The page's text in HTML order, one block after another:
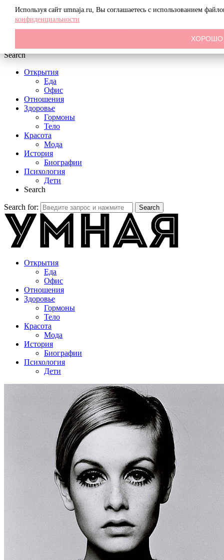
Menu
Search
Открытия
Еда
Офис
Отношения
Здоровье
Гормоны
Тело
Красота
Мода
История
Биографии
Психология
Дети
Search
Search for: Search
Открытия
Еда
Офис
Отношения
Здоровье
Гормоны
Тело
Красота
Мода
История
Биографии
Психология
Дети
Используя сайт umnaja.ru, Вы соглашаетесь с использованием
конфиденциальности
ХОРОШО